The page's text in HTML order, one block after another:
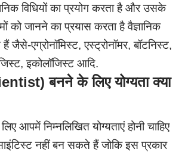
विधियों का प्रयोग करता है और उसके
को जानने का प्रयास करता है वैज्ञानिक
जैसे-एग्रोनॉमिस्ट, एस्ट्रोनॉमर, बॉटनिस्ट,
इकोलॉजिस्ट आदि.
बनने के लिए योग्यता क्या
आपमें निम्नलिखित योग्यताएं होनी चाहिए
नहीं बन सकते हैं जोकि इस प्रकार